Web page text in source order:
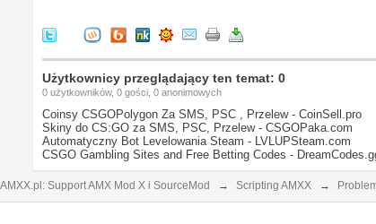
Użytkownicy przeglądający ten temat: 0
0 użytkowników, 0 gości, 0 anonimowych
Coinsy CSGOPolygon Za SMS, PSC , Przelew - CoinSell.pro
Skiny do CS:GO za SMS, PSC, Przelew - CSGOPaka.com
Automatyczny Bot Levelowania Steam - LVLUPSteam.com
CSGO Gambling Sites and Free Betting Codes -
AMXX.pl: Support AMX Mod X i SourceMod → Scripting AMXX →